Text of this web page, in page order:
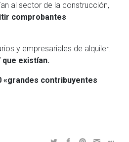
al sector de la construcción,
comprobantes
y empresariales de alquiler.
que existían.
«grandes contribuyentes